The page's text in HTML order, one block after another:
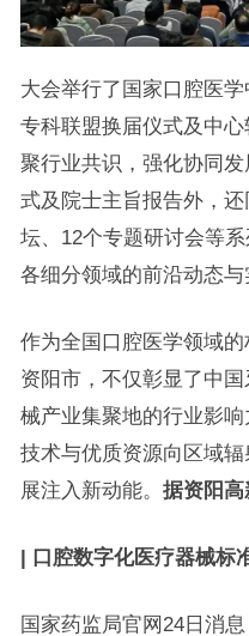
大会举行了国家口腔医
专科联盟换届仪式及中
聚行业共识，强化协同
式及院士主旨报告外，
坛、12个专题研讨会等
各细分领域的前沿动态与
作为全国口腔医学领域
资阳市，不仅彰显了中
械产业集聚地的行业影
技术与优质资源向区域
展注入新动能。 据资阳
| 口腔数字化医疗器械标
国家药监局官网24日消